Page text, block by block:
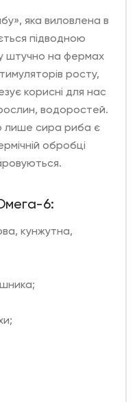
яка виловлена в
підводною
штучно на фермах
росту,
корисні для нас
водоростей.
лише сира риба є
обробці
6:
кунжутна,